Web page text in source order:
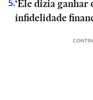
5.‘Ele dizia ganhar
infidelidade